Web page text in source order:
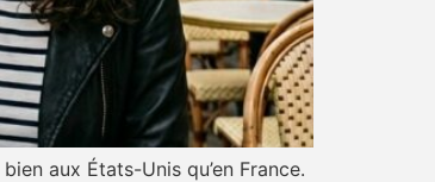
aux États-Unis qu’en France.